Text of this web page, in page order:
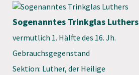
Sogenanntes Trinkglas Luthers
vermutlich 1. Hälfte des 16. Jh.
Gebrauchsgegenstand
Sektion: Luther, der Heilige